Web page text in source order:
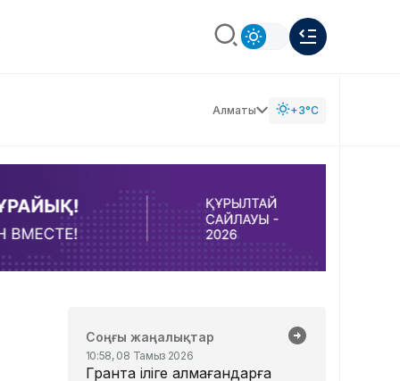
Алматы +3°C
Соңғы жаңалықтар
10:58, 08 Тамыз 2026
Грантқа іліге алмағандарға